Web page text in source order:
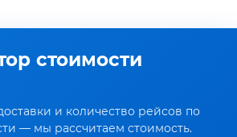
стоимости
и количество рейсов по
— мы рассчитаем стоимость.